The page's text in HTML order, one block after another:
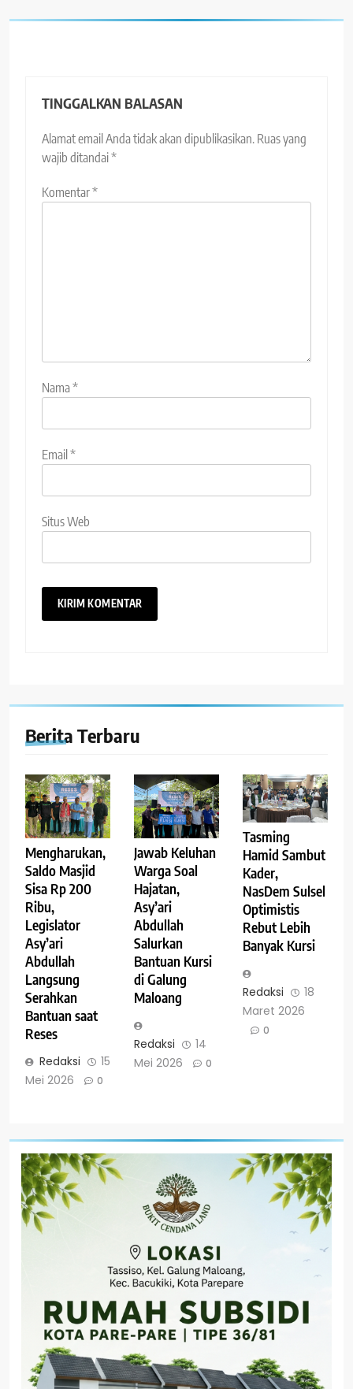
TINGGALKAN BALASAN
Alamat email Anda tidak akan dipublikasikan. Ruas yang
wajib ditandai*
Komentar*
Nama*
Email*
Situs Web
Berita Terbaru
Mengharukan,
Saldo Masjid
Sisa Rp 200
Ribu,
Legislator
Asy’ari
Abdullah
Langsung
Serahkan
Bantuan saat
Reses
Redaksi
15
Mei 2026
0
Jawab Keluhan
Warga Soal
Hajatan,
Asy’ari
Abdullah
Salurkan
Bantuan Kursi
di Galung
Maloang
Redaksi
14
Mei 2026
0
Tasming
Hamid Sambut
Kader,
NasDem Sulsel
Optimistis
Rebut Lebih
Banyak Kursi
Redaksi
18
Maret 2026
0